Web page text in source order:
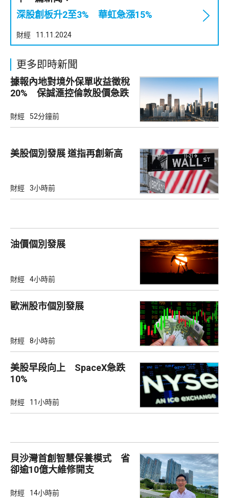
深股創板升2至3% 華虹急漲15%
財經 11.11.2024
更多即時新聞
據報內地對境外保單收益徵稅
20% 保誠滙控倫敦股價急跌
財經 52分鐘前
美股個別發展 道指再創新高
財經 3小時前
油價個別發展
財經 4小時前
歐洲股市個別發展
財經 8小時前
美股早段向上 SpaceX急跌
10%
財經 11小時前
貝沙灣首創智慧保養模式 省
卻逾10億大維修開支
財經 14小時前